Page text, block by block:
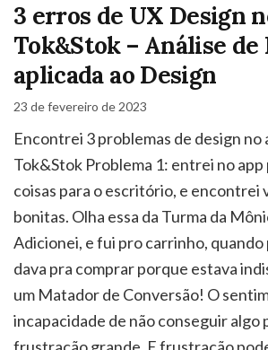
3 erros de UX Design
Tok&Stok – Análise de
aplicada ao Design
23 de fevereiro de 2023
Encontrei 3 problemas de design no
Tok&Stok Problema 1: entrei no
coisas para o escritório, e encontrei
bonitas. Olha essa da Turma da
Adicionei, e fui pro carrinho,
dava pra comprar porque estava
um Matador de Conversão! O
incapacidade de não conseguir algo